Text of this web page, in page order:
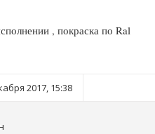
, покраска по Ral
2017, 15:38